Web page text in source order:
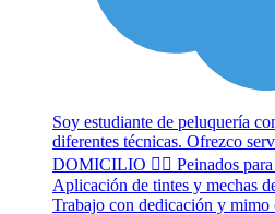
Soy estudiante de peluquería
diferentes técnicas. Ofrezco
DOMICILIO 💇‍♀️ Peinados
Aplicación de tintes y mechas
Trabajo con dedicación y mimo